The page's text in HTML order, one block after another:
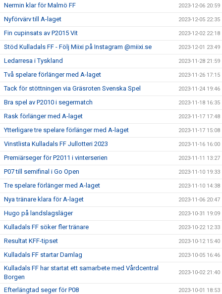
Nermin klar för Malmö FF 2023-12-06 20:59
Nyförvärv till A-laget 2023-12-05 22:35
Fin cupinsats av P2015 Vit 2023-12-02 22:18
Stöd Kulladals FF - Följ Miixi på Instagram @miixi.se 2023-12-01 23:49
Ledarresa i Tyskland 2023-11-28 21:59
Två spelare förlänger med A-laget 2023-11-26 17:15
Tack för stöttningen via Gräsroten Svenska Spel 2023-11-24 19:46
Bra spel av P2010 i segermatch 2023-11-18 16:35
Rask förlänger med A-laget 2023-11-17 17:48
Ytterligare tre spelare förlänger med A-laget 2023-11-17 15:08
Vinstlista Kulladals FF Jullotteri 2023 2023-11-16 16:00
Premiärseger för P2011 i vinterserien 2023-11-11 13:27
P07 till semifinal i Go Open 2023-11-10 19:33
Tre spelare förlänger med A-laget 2023-11-10 14:38
Nya tränare klara för A-laget 2023-11-06 20:47
Hugo på landslagsläger 2023-10-31 19:09
Kulladals FF söker fler tränare 2023-10-22 12:33
Resultat KFF-tipset 2023-10-12 15:40
Kulladals FF startar Damlag 2023-10-05 16:46
Kulladals FF har startat ett samarbete med Vårdcentral
Borgen
2023-10-02 21:40
Efterlängtad seger för P08 2023-10-01 18:53